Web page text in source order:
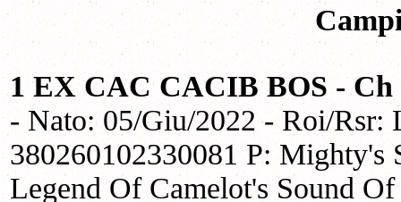
1 EX CAC CACIB BOS - Ch
- Nato: 05/Giu/2022 - Roi/Rsr:
380260102330081 P:
Legend Of Camelot's Sound